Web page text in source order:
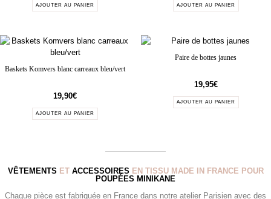
AJOUTER AU PANIER AJOUTER AU PANIER
Baskets Komvers blanc carreaux bleu/vert
19,90€
AJOUTER AU PANIER
Paire de bottes jaunes
19,95€
AJOUTER AU PANIER
VÊTEMENTS ET ACCESSOIRES EN TISSU MADE IN FRANCE POUR
POUPÉES MINIKANE
Chaque pièce est fabriquée en France dans notre atelier Parisien avec des